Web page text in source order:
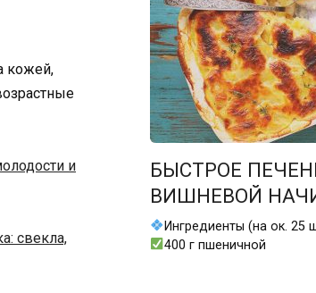
кожей,
и
свекла,
БЫСТРОЕ
ВИШНЕВОЙ
Ингредиенты (на ок. 25
400 г пшеничной